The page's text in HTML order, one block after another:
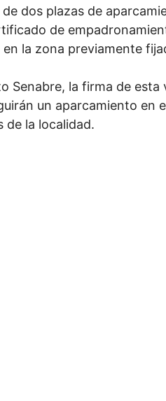
dos plazas de
de
la zona previamente
Senabre, la firma de
un aparcamiento en
de la localidad.